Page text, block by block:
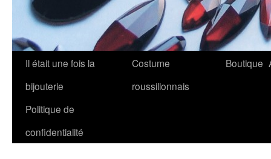
Il était une fois la
bijouterie
Costume
roussillonnais
Boutique
Politique de
confidentialité